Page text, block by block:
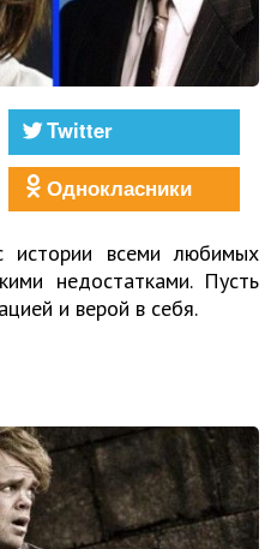
Twitter
Однокласники
всеми любимых
недостатками. Пусть
и верой в себя.